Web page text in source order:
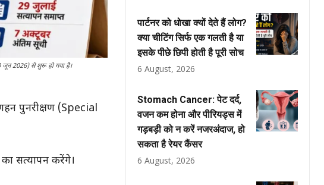
जून 2026) से शुरू हो गया है।
पुनरीक्षण (Special
सत्यापन करेंगे।
पार्टनर को धोखा क्यों देते हैं लोग?
क्या चीटिंग सिर्फ एक गलती है या
इसके पीछे छिपी होती है पूरी सोच
6 August, 2026
Stomach Cancer: पेट दर्द,
वजन कम होना और पीरियड्स में
गड़बड़ी को न करें नजरअंदाज, हो
सकता है रेयर कैंसर
6 August, 2026